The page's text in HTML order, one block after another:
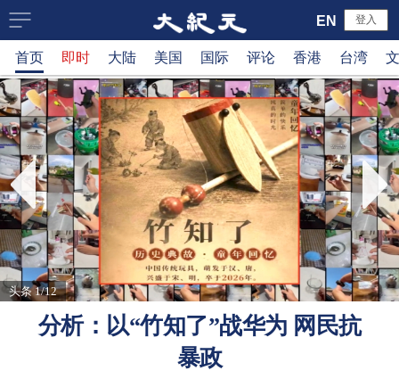
大
纪
元
新
闻
网
登入
EN
首页 即时 大陆 美国 国际 评论 香港 台湾
头条 1/12
分析：以“竹知了”战华为 网民抗
暴政